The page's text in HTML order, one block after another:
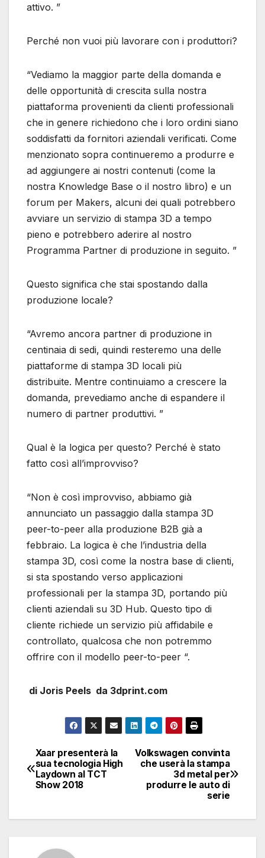
attivo. ”
Perché non vuoi più lavorare con i produttori?
“Vediamo la maggior parte della domanda e
delle opportunità di crescita sulla nostra
piattaforma provenienti da clienti professionali
che in genere richiedono che i loro ordini siano
soddisfatti da fornitori aziendali verificati. Come
menzionato sopra continueremo a produrre e
ad aggiungere ai nostri contenuti (come la
nostra Knowledge Base o il nostro libro) e un
forum per Makers, alcuni dei quali potrebbero
avviare un servizio di stampa 3D a tempo
pieno e potrebbero aderire al nostro
Programma Partner di produzione in seguito. ”
Questo significa che stai spostando dalla
produzione locale?
“Avremo ancora partner di produzione in
centinaia di sedi, quindi resteremo una delle
piattaforme di stampa 3D locali più
distribuite. Mentre continuiamo a crescere la
domanda, prevediamo anche di espandere il
numero di partner produttivi. ”
Qual è la logica per questo? Perché è stato
fatto così all’improvviso?
“Non è così improvviso, abbiamo già
annunciato un passaggio dalla stampa 3D
peer-to-peer alla produzione B2B già a
febbraio. La logica è che l’industria della
stampa 3D, così come la nostra base di clienti,
si sta spostando verso applicazioni
professionali per la stampa 3D, portando più
clienti aziendali su 3D Hub. Questo tipo di
cliente richiede un servizio più affidabile e
controllato, qualcosa che non potremmo
offrire con il modello peer-to-peer “.
di Joris Peels da 3dprint.com
Navigazione
articoli
Volkswagen convinta
che userà la stampa
3d metal per
produrre le auto di
serie
Xaar presenterà la
sua tecnologia High
Laydown al TCT
Show 2018